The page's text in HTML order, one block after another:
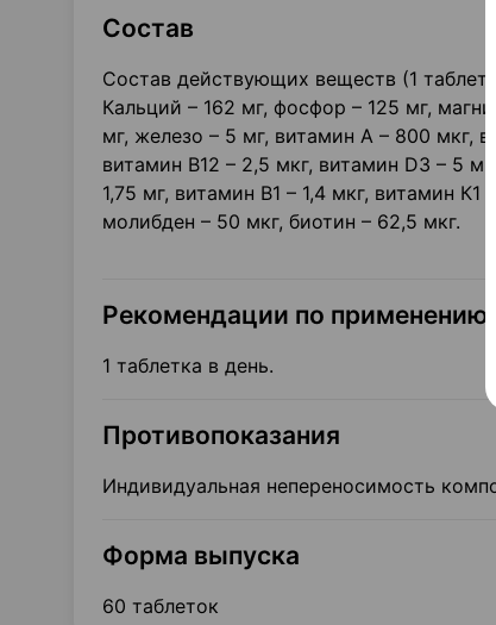
Состав
Состав действующих веществ (1
Кальций – 162 мг, фосфор – 125 мг,
мг, железо – 5 мг, витамин А – 800 мкг,
витамин В12 – 2,5 мкг, витамин D3 – 5
1,75 мг, витамин В1 – 1,4 мкг, витамин
молибден – 50 мкг, биотин – 62,5 мкг.
Рекомендации по применению
1 таблетка в день.
Противопоказания
Индивидуальная непереносимость
Форма выпуска
60 таблеток